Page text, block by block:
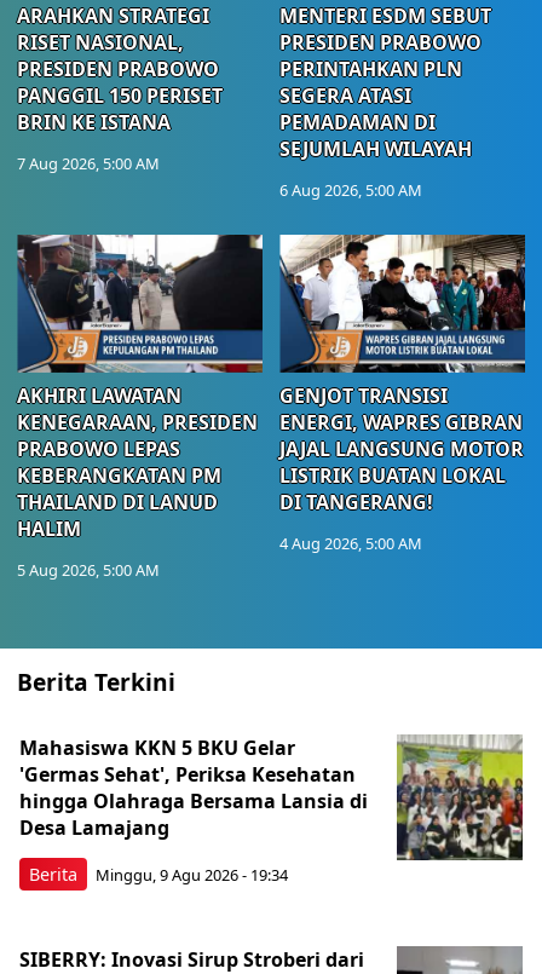
ARAHKAN STRATEGI
RISET NASIONAL,
PRESIDEN PRABOWO
PANGGIL 150 PERISET
BRIN KE ISTANA
7 Aug 2026, 5:00 AM
MENTERI ESDM SEBUT
PRESIDEN PRABOWO
PERINTAHKAN PLN
SEGERA ATASI
PEMADAMAN DI
SEJUMLAH WILAYAH
6 Aug 2026, 5:00 AM
AKHIRI LAWATAN
KENEGARAAN, PRESIDEN
PRABOWO LEPAS
KEBERANGKATAN PM
THAILAND DI LANUD
HALIM
5 Aug 2026, 5:00 AM
GENJOT TRANSISI
ENERGI, WAPRES GIBRAN
JAJAL LANGSUNG MOTOR
LISTRIK BUATAN LOKAL
DI TANGERANG!
4 Aug 2026, 5:00 AM
Berita Terkini
Berita
Mahasiswa KKN 5 BKU Gelar
'Germas Sehat', Periksa Kesehatan
hingga Olahraga Bersama Lansia di
Desa Lamajang
Minggu, 9 Agu 2026 - 19:34
SIBERRY: Inovasi Sirup Stroberi dari